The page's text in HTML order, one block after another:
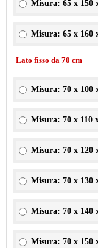
Misura: 65 x 150
Misura: 65 x 160
Lato fisso da 70 cm
Misura: 70 x 100
Misura: 70 x 110
Misura: 70 x 120
Misura: 70 x 130
Misura: 70 x 140
Misura: 70 x 150